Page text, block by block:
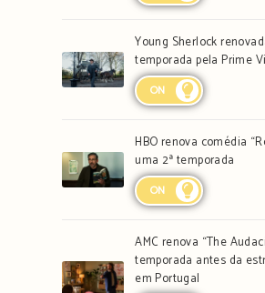
Young Sherlock
temporada pela Prime
ON
HBO renova comédia
uma 2ª temporada
ON
AMC renova “The
temporada antes da
em Portugal